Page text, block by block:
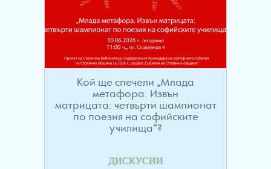
Кой ще спечели „Млада
метафора. Извън
матрицата: четвърти шампионат
по поезия на софийските
училища”?
ДИСКУСИИ